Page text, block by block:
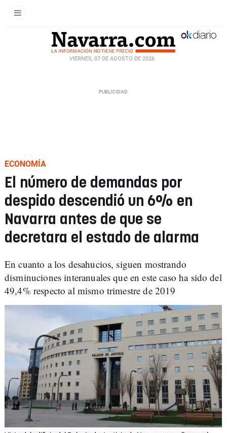
VIERNES, 07 DE AGOSTO DE 2026
ECONOMÍA
El número de demandas por
despido descendió un 6% en
Navarra antes de que se
decretara el estado de alarma
En cuanto a los desahucios, siguen mostrando
disminuciones interanuales que en este caso ha sido del
49,4% respecto al mismo trimestre de 2019